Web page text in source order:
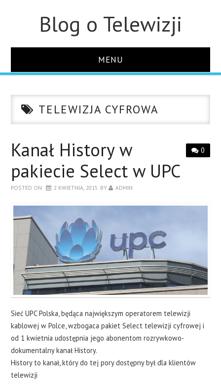
Blog o Telewizji
MENU
O STRONIETELEWIZJA CYFROWA
0
Kanał History w
pakiecie Select w UPC
POSTED ON 2 KWIETNIA, 2015 BY ADMIN
Sieć UPC Polska, będąca największym operatorem telewizji
kablowej w Polce, wzbogaca pakiet Select telewizji cyfrowej i
od 1 kwietnia udostępnia jego abonentom rozrywkowo-
dokumentalny kanał History.
History to kanał, który do tej pory dostępny był dla klientów
telewizji